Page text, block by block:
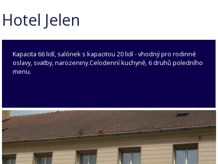
Hotel Jelen
Kapacita 66 lidí, salónek s kapacitou 20 lidí - vhodný pro rodinné
oslavy, svatby, narozeniny.Celodenní kuchyně, 6 druhů poledního
menu.